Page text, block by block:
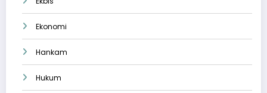
Ekonomi
Hankam
Hukum